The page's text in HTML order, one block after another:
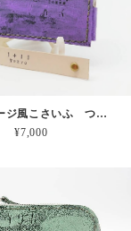
ヴィンテージ風こさいふ つるんとブドウ 本革
¥7,000